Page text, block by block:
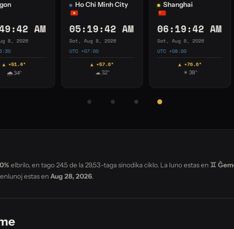
AM
Seoul
07:19:43 AM
Sat, Aug 8, 2026
UTC +09:00
▲ +76.9°
Adelaide
07:49:43 AM
Sat, Aug 8, 2026
UTC +09:30
▲ +27.1°
elbrilo, en tago24.5de la 29,53-taga sinodika ciklo. La luno estas en ♊
estas en Aug 28, 2026.